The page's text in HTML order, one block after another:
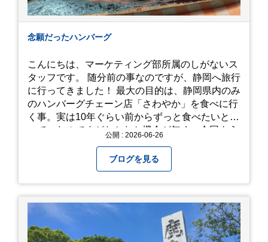
念願だったハンバーグ
こんにちは、マーケティング部所属のしがないス
タッフです。 随分前の事なのですが、静岡へ旅行
に行ってきました！ 最大の目的は、静岡県内のみ
のハンバーグチェーン店「さわやか」を食べに行
く事。実は10年ぐらい前からずっと食べたいと思
っていたのですがなかなか機会が無く、今回よう
って待機する事になったのですが、、10時頃にも
らった整理券で、お店に入れるのは12時過ぎ頃で
した。大人気とは聞いていましたがここまでと
は、、！！ 駅前ショッピングモール内の店舗だっ
たのでお買い物をしつつ待機して遂に入店。ハン
バーグはレアな焼き加減でとってもジューシーで
最高に美味しかったです！！目の前で店員さんが
公開 : 2026-06-26
ブログを見る